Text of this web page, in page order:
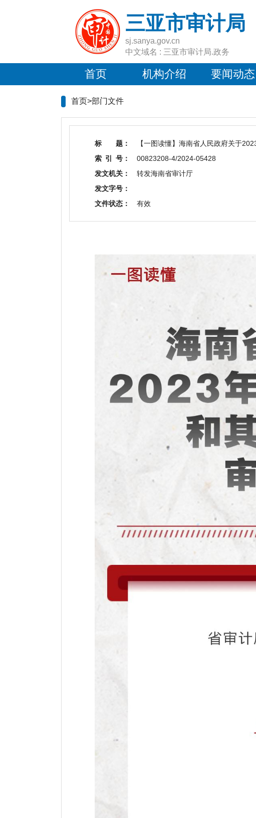
三亚市审计局
sj.sanya.gov.cn
中文域名 : 三亚市审计局.政务
首页 机构介绍 要闻动态
首页>部门文件
标 题：
【一图读懂】海南省人民政府关于
索 引 号：
00823208-4/2024-05428
发文机关：
转发海南省审计厅
发文字号：
文件状态：
有效